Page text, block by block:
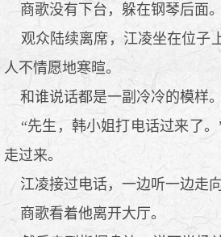
商歌没有下台，躲在钢琴后面。
观众陆续离席，江凌坐在位子
人不情愿地寒暄。
和谁说话都是一副冷冷的模样。
“先生，韩小姐打电话过来了。
走过来。
江凌接过电话，一边听一边走向
商歌看着他离开大厅。